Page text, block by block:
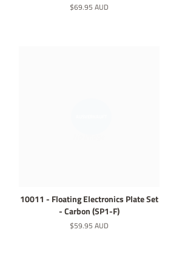
Normaler
$69.95 AUD
10011 - Floating Electronics Plate Set
- Carbon (SP1-F)
Normaler
$59.95 AUD